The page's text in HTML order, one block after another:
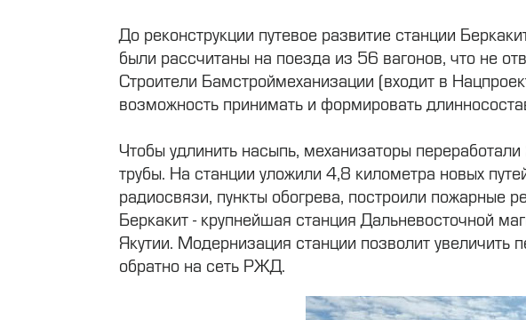
До реконструкции путевое развитие станции
были рассчитаны на поезда из 56 вагонов, что не
Строители Бамстроймеханизации (входит в
возможность принимать и формировать
Чтобы удлинить насыпь, механизаторы
трубы. На станции уложили 4,8 километра новых
радиосвязи, пункты обогрева, построили пожарные
Беркакит - крупнейшая станция Дальневосточной
Якутии. Модернизация станции позволит увеличить
обратно на сеть РЖД.